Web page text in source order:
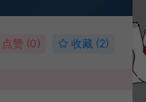
点赞 (0) 收藏 (2)